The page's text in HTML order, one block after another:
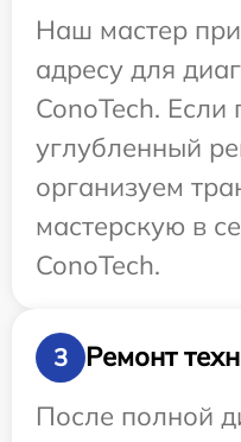
Наш мастер
адресу для
ConoTech. Если
углубленный
организуем
мастерскую в
ConoTech.
3
Ремонт
После полной